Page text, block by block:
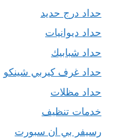
حداد درج حديد
حداد ديوانيات
حداد شبابيك
حداد غرف كيربي شينكو
حداد مظلات
خدمات تنظيف
رسيفر بي ان سبورت